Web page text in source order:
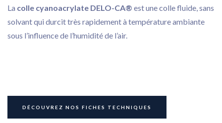
La colle cyanoacrylate DELO-CA® est une colle fluide, sans
solvant qui durcit très rapidement à température ambiante
sous l’influence de l’humidité de l’air.
DÉCOUVREZ NOS FICHES TECHNIQUES